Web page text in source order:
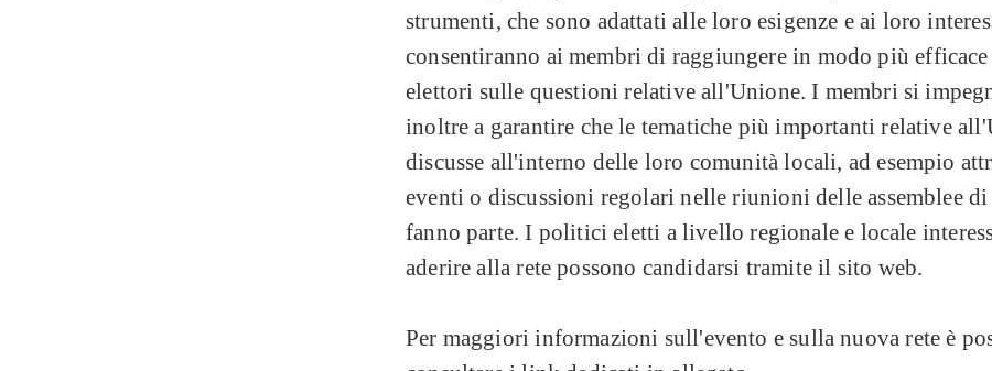
strumenti, che sono adattati alle loro esigenze e ai loro
consentiranno ai membri di raggiungere in modo più
elettori sulle questioni relative all'Unione. I membri si
inoltre a garantire che le tematiche più importanti relative
discusse all'interno delle loro comunità locali, ad esempio
eventi o discussioni regolari nelle riunioni delle assemblee
fanno parte. I politici eletti a livello regionale e locale
aderire alla rete possono candidarsi tramite il sito web.
Per maggiori informazioni sull'evento e sulla nuova rete è